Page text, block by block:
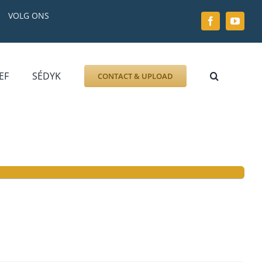
VOLG ONS
GRAFZERK
ALLLES
SÉDYK CONTACT & UPLOAD